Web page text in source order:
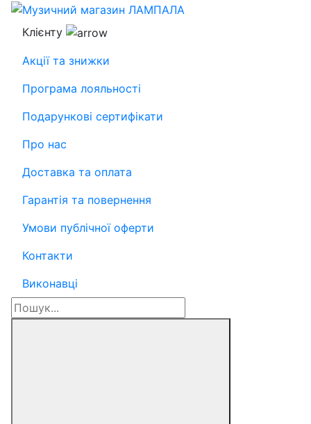
Клієнту
Акції та знижки
Програма лояльності
Подарункові сертифікати
Про нас
Доставка та оплата
Гарантія та повернення
Умови публічної оферти
Контакти
Виконавці